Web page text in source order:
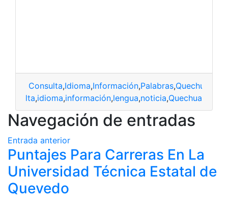
Consulta,Idioma,Información,Palabras,Quechua
Consulta,idioma,información,lengua,noticia,Quechua
Navegación de entradas
Entrada anterior
Puntajes Para Carreras En La
Universidad Técnica Estatal de
Quevedo